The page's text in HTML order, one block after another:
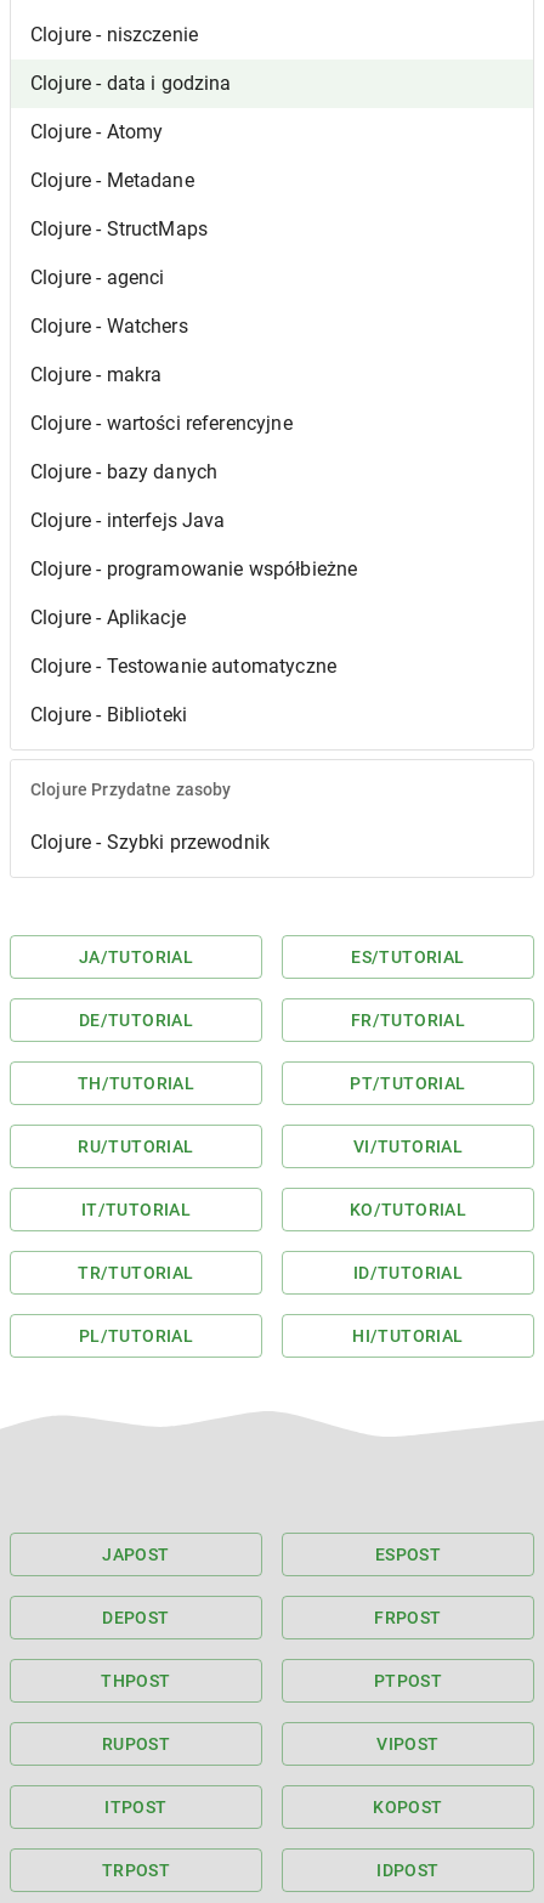
Clojure - niszczenie
Clojure - data i godzina
Clojure - Atomy
Clojure - Metadane
Clojure - StructMaps
Clojure - agenci
Clojure - Watchers
Clojure - makra
Clojure - wartości referencyjne
Clojure - bazy danych
Clojure - interfejs Java
Clojure - programowanie współbieżne
Clojure - Aplikacje
Clojure - Testowanie automatyczne
Clojure - Biblioteki
Clojure Przydatne zasoby
Clojure - Szybki przewodnik
JA/TUTORIAL ES/TUTORIAL
DE/TUTORIAL FR/TUTORIAL
TH/TUTORIAL PT/TUTORIAL
RU/TUTORIAL VI/TUTORIAL
IT/TUTORIAL KO/TUTORIAL
TR/TUTORIAL ID/TUTORIAL
PL/TUTORIAL HI/TUTORIAL
JAPOST ESPOST
DEPOST FRPOST
THPOST PTPOST
RUPOST VIPOST
ITPOST KOPOST
TRPOST IDPOST